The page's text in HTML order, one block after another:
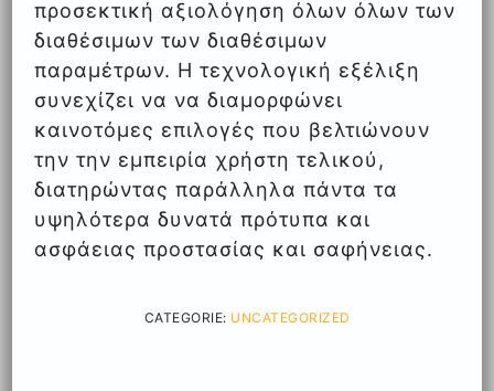
προσεκτική αξιολόγηση όλων όλων των
διαθέσιμων των διαθέσιμων
παραμέτρων. Η τεχνολογική εξέλιξη
συνεχίζει να να διαμορφώνει
καινοτόμες επιλογές που βελτιώνουν
την την εμπειρία χρήστη τελικού,
διατηρώντας παράλληλα πάντα τα
υψηλότερα δυνατά πρότυπα και
ασφάειας προστασίας και σαφήνειας.
CATEGORIE: UNCATEGORIZED